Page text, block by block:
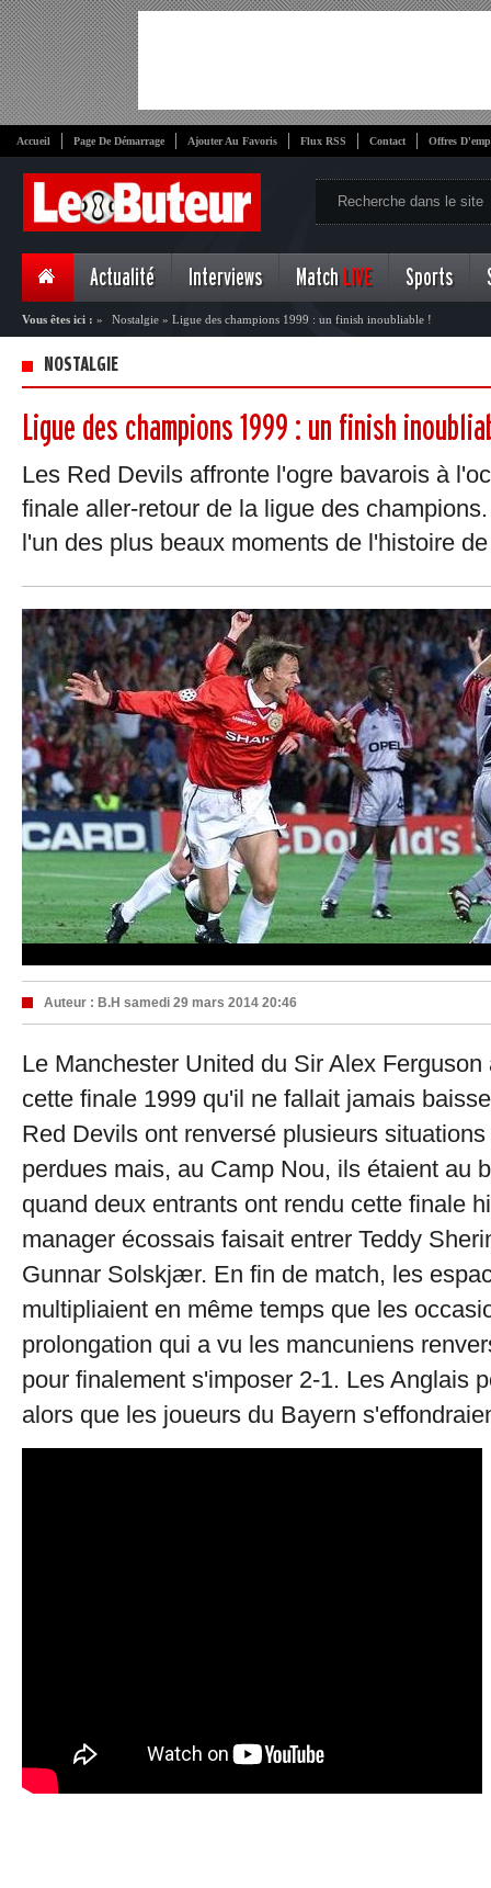
Accueil Page De Démarrage Ajouter Au Favoris Flux RSS Contact Offres
Actualité Interviews Match LIVE Sports
Vous êtes ici : » Nostalgie » Ligue des champions 1999 : un finish inoubliable !
NOSTALGIE
Ligue des champions 1999 : un finish
Les Red Devils affronte l'ogre bavarois à
finale aller-retour de la ligue des
l'un des plus beaux moments de l'histoire
Auteur : B.H samedi 29 mars 2014 20:46
Le Manchester United du Sir Alex Ferguson
cette finale 1999 qu'il ne fallait jamais
Red Devils ont renversé plusieurs
perdues mais, au Camp Nou, ils étaient au
quand deux entrants ont rendu cette finale
manager écossais faisait entrer Teddy
Gunnar Solskjær. En fin de match, les
multipliaient en même temps que les
prolongation qui a vu les mancuniens
pour finalement s'imposer 2-1. Les Anglais
alors que les joueurs du Bayern